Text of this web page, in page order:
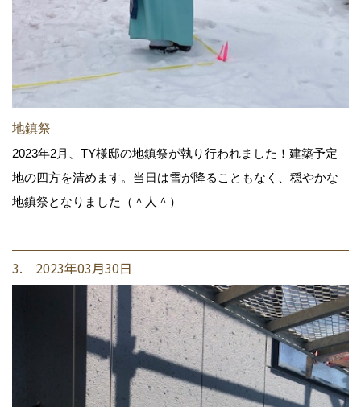
地鎮祭
2023年2月、TY様邸の地鎮祭が執り行われました！建築予定
地の四方を清めます。当日は雪が降ることもなく、穏やかな
地鎮祭となりました（＾人＾）
3. 2023年03月30日